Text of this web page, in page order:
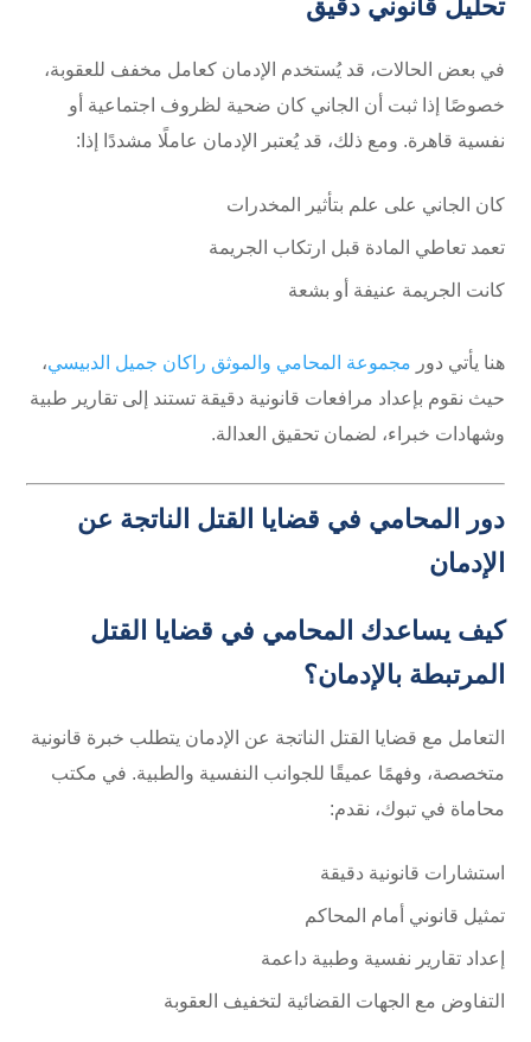
تحليل قانوني دقيق
في بعض الحالات، قد يُستخدم الإدمان كعامل مخفف للعقوبة،
خصوصًا إذا ثبت أن الجاني كان ضحية لظروف اجتماعية أو
نفسية قاهرة. ومع ذلك، قد يُعتبر الإدمان عاملًا مشددًا إذا:
كان الجاني على علم بتأثير المخدرات
تعمد تعاطي المادة قبل ارتكاب الجريمة
كانت الجريمة عنيفة أو بشعة
هنا يأتي دور مجموعة المحامي والموثق راكان جميل الدبيسي،
حيث نقوم بإعداد مرافعات قانونية دقيقة تستند إلى تقارير طبية
وشهادات خبراء، لضمان تحقيق العدالة.
دور المحامي في قضايا القتل الناتجة عن
الإدمان
كيف يساعدك المحامي في قضايا القتل
المرتبطة بالإدمان؟
التعامل مع قضايا القتل الناتجة عن الإدمان يتطلب خبرة قانونية
متخصصة، وفهمًا عميقًا للجوانب النفسية والطبية. في مكتب
محاماة في تبوك، نقدم:
استشارات قانونية دقيقة
تمثيل قانوني أمام المحاكم
إعداد تقارير نفسية وطبية داعمة
التفاوض مع الجهات القضائية لتخفيف العقوبة